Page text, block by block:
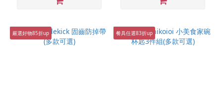
嚴選好物85折up 餐具任選83折up